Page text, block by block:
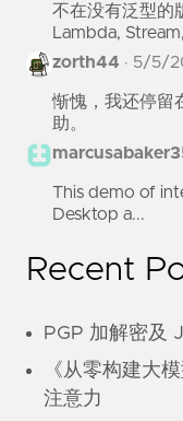
<!-- 如
<mail
</target>
</project>
不在没有泛型的
Lambda,
zorth44 · 5/5/
惭愧，我还停留
助。
This demo of
Desktop a...
Recent
PGP 加解密及
《从零构建大
注意力